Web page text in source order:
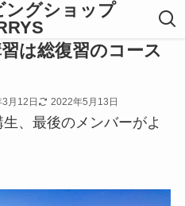
ングショップ
は総復習のコース
月12日 2022年5月13日
、最後のメンバーがよ